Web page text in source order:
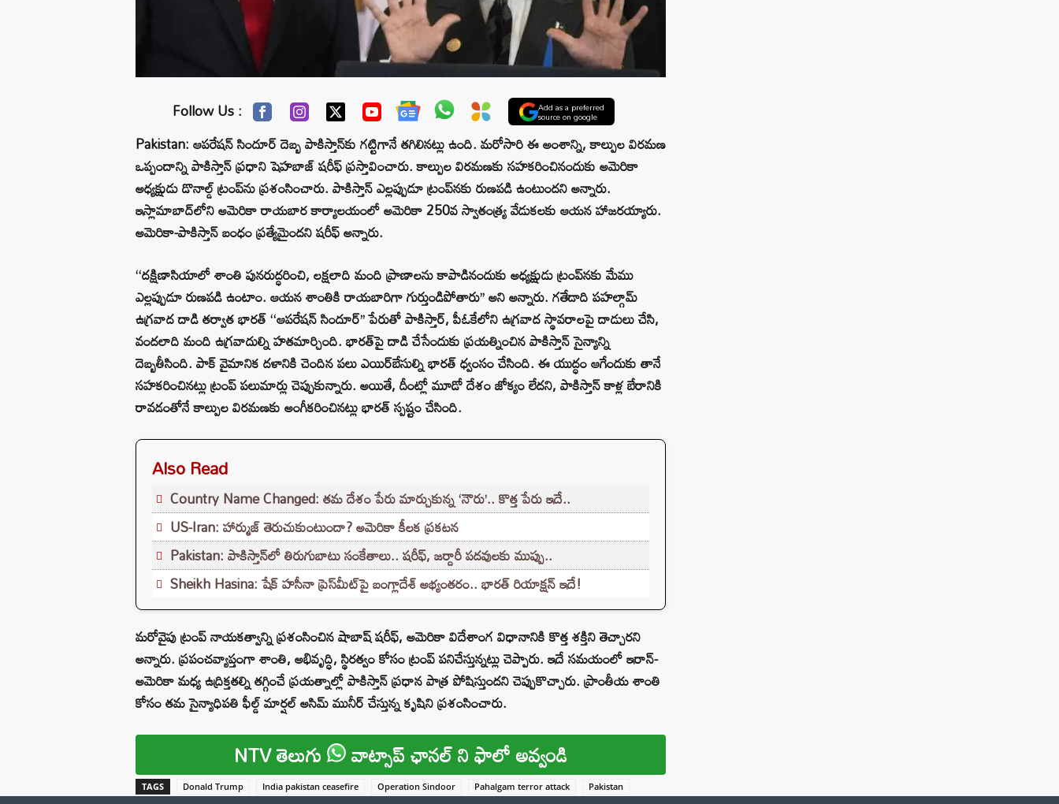
Follow Us : Add as a preferred
source on google
Pakistan: ఆపరేషన్ సిందూర్ దెబ్బ పాకిస్తాన్‌కు గట్టిగానే తగిలినట్లు ఉంది. మరోసారి ఈ అంశాన్ని, కాల్పుల విరమణ
ఒప్పందాన్ని పాకిస్తాన్ ప్రధాని షెహబాజ్ షరీఫ్ ప్రస్తావించారు. కాల్పుల విరమణకు సహకరించినందుకు అమెరికా
అధ్యక్షుడు డొనాల్డ్ ట్రంప్‌ను ప్రశంసించారు. పాకిస్తాన్ ఎల్లప్పుడూ ట్రంప్‌నకు రుణపడి ఉంటుందని అన్నారు.
ఇస్లామాబాద్‌లోని అమెరికా రాయబార కార్యాలయంలో అమెరికా 250వ స్వాతంత్య్ర వేడుకలకు ఆయన హాజరయ్యారు.
అమెరికా-పాకిస్తాన్ బంధం ప్రత్యేమైందని షరీఫ్ అన్నారు.
‘‘దక్షిణాసియాలో శాంతి పునరుద్ధరించి, లక్షలాది మంది ప్రాణాలను కాపాడినందుకు అధ్యక్షుడు ట్రంప్‌నకు మేము
ఎల్లప్పుడూ రుణపడి ఉంటాం. ఆయన శాంతికి రాయబారిగా గుర్తుండిపోతారు’’ అని అన్నారు. గతేడాది పహల్గామ్
ఉగ్రవాద దాడి తర్వాత భారత్ ‘‘ఆపరేషన్ సిందూర్’’ పేరుతో పాకిస్తార్, పీఓకేలోని ఉగ్రవాద స్థావరాలపై దాడులు చేసి,
వందలాది మంది ఉగ్రవాదుల్ని హతమార్చింది. భారత్‌పై దాడి చేసేందుకు ప్రయత్నించిన పాకిస్తాన్ సైన్యాన్ని
దెబ్బతీసింది. పాక్ వైమానిక దళానికి చెందిన పలు ఎయిర్‌బేసుల్ని భారత్ ధ్వంసం చేసింది. ఈ యుద్ధం ఆగేందుకు తానే
సహకరించినట్లు ట్రంప్ పలుమార్లు చెప్పుకున్నారు. అయితే, దీంట్లో మూడో దేశం జోక్యం లేదని, పాకిస్తాన్ కాళ్ల బేరానికి
రావడంతోనే కాల్పుల విరమణకు అంగీకరించినట్లు భారత్ స్పష్టం చేసింది.
Also Read
Country Name Changed: తమ దేశం పేరు మార్చుకున్న ‘నౌరు’.. కొత్త పేరు ఇదే..
US-Iran: హార్ముజ్ తెరుచుకుంటుందా? అమెరికా కీలక ప్రకటన
Pakistan: పాకిస్తాన్‌లో తిరుగుబాటు సంకేతాలు.. షరీఫ్, జర్దారీ పదవులకు ముప్పు..
Sheikh Hasina: షేక్ హసీనా ప్రెస్‌మీట్‌పై బంగ్లాదేశ్ అభ్యంతరం.. భారత్ రియాక్షన్ ఇదే!
మరోవైపు ట్రంప్ నాయకత్వాన్ని ప్రశంసించిన షాబాష్ షరీఫ్, అమెరికా విదేశాంగ విధానానికి కొత్త శక్తిని తెచ్చారని
అన్నారు. ప్రపంచవ్యాప్తంగా శాంతి, అభివృద్ధి, స్థిరత్వం కోసం ట్రంప్ పనిచేస్తున్నట్లు చెప్పారు. ఇదే సమయంలో ఇరాన్-
అమెరికా మధ్య ఉద్రిక్తతల్ని తగ్గించే ప్రయత్నాల్లో పాకిస్తాన్ ప్రధాన పాత్ర పోషిస్తుందని చెప్పుకొచ్చారు. ప్రాంతీయ శాంతి
కోసం తమ సైన్యాధిపతి ఫీల్డ్ మార్షల్ అసిమ్ మునీర్ చేస్తున్న కృషిని ప్రశంసించారు.
NTV తెలుగు వాట్సాప్ ఛానల్ ని ఫాలో అవ్వండి
TAGS Donald Trump India pakistan ceasefire Operation Sindoor Pahalgam terror attack Pakistan